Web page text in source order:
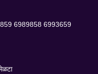
6989858 6993659